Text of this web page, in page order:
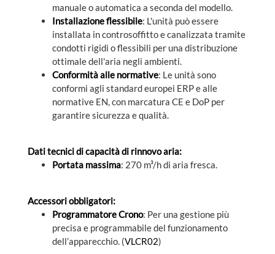
manuale o automatica a seconda del modello.
Installazione flessibile: L'unità può essere
installata in controsoffitto e canalizzata tramite
condotti rigidi o flessibili per una distribuzione
ottimale dell'aria negli ambienti.
Conformità alle normative: Le unità sono
conformi agli standard europei ERP e alle
normative EN, con marcatura CE e DoP per
garantire sicurezza e qualità.
Dati tecnici di capacità di rinnovo aria:
Portata massima: 270 m³/h di aria fresca.
Accessori obbligatori:
Programmatore Crono: Per una gestione più
precisa e programmabile del funzionamento
dell’apparecchio. (VLCR02)